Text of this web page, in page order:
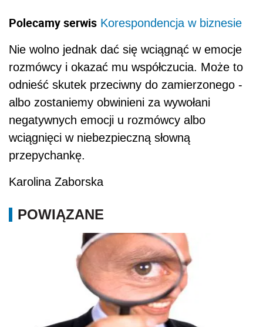
Polecamy serwis Korespondencja w biznesie
Nie wolno jednak dać się wciągnąć w emocje
rozmówcy i okazać mu współczucia. Może to
odnieść skutek przeciwny do zamierzonego -
albo zostaniemy obwinieni za wywołani
negatywnych emocji u rozmówcy albo
wciągnięci w niebezpieczną słowną
przepychankę.
Karolina Zaborska
POWIĄZANE